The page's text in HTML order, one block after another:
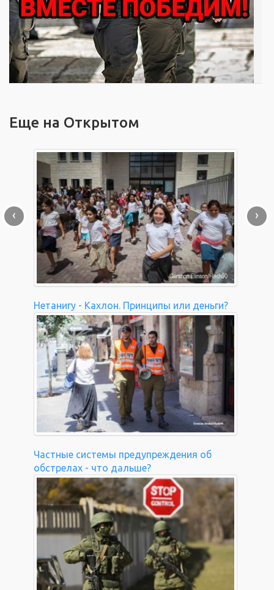
Еще на Открытом
Нетанигу - Кахлон. Принципы или деньги?
Частные системы предупреждения об
обстрелах - что дальше?
‹ ›